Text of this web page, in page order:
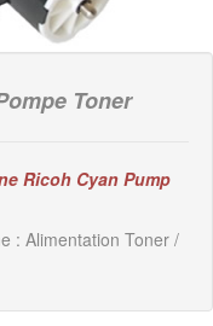
Toner
Ricoh Cyan Pump
: Alimentation Toner /